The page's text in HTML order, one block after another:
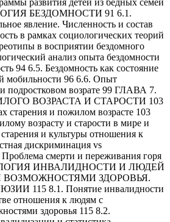
БЕЗДОМНОСТИ 91 6.1.
явление. Численность и состав
в рамках социологических теорий
в восприятии бездомного
анализ опыта бездомности
94 6.5. Бездомность как состояние
мобильности 96 6.6. Опыт
подростковом возрате 99 ГЛАВА 7.
ВОЗРАСТА И СТАРОСТИ 103
старения и пожилом возрасте 103
возрасту и старости в мире и
и культуры отношения к
дискриминация vs
смерти и переживания горя
ИНВАЛИДНОСТИ И ЛЮДЕЙ
ЗДОРОВЬЯ.
115 8.1. Понятие инвалидности
отношения к людям с
здоровья 115 8.2.